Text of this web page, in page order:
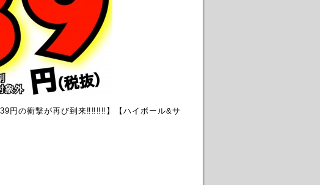
円の衝撃が再び到来‼️‼️‼️‼️】【ハイボール&サ